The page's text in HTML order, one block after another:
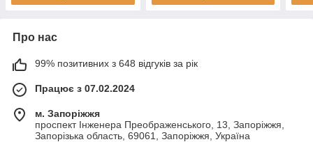
Про нас
99% позитивних з 648 відгуків за рік
Працює з 07.02.2024
м. Запоріжжя
проспект Інженера Преображенського, 13, Запоріжжя,
Запорізька область, 69061, Запоріжжя, Україна